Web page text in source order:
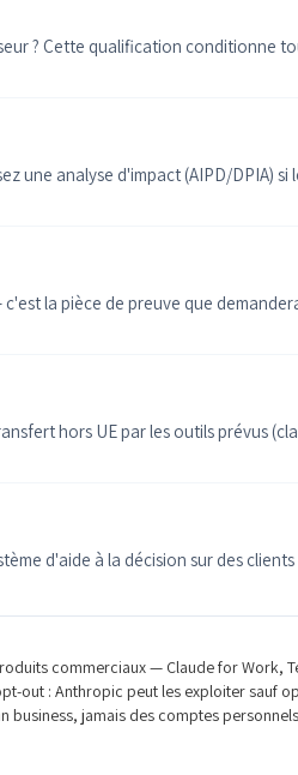
? Cette qualification conditionne
une analyse d'impact (AIPD/DPIA) si
la pièce de preuve que
hors UE par les outils prévus
d'aide à la décision sur des
commerciaux — Claude for
out : Anthropic peut les exploiter
business, jamais des comptes